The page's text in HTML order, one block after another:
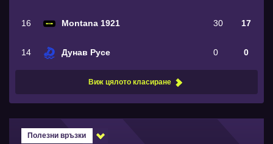
16 Montana 1921 30 17
14 Дунав Русе 0 0
Виж цялото класиране
Полезни връзки